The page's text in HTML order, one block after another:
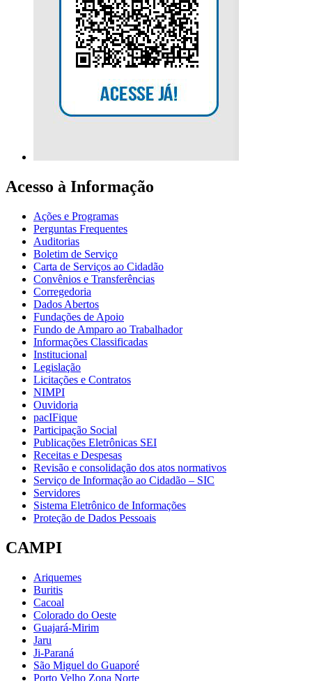
Acesso à Informação
Ações e Programas
Perguntas Frequentes
Auditorias
Boletim de Serviço
Carta de Serviços ao Cidadão
Convênios e Transferências
Corregedoria
Dados Abertos
Fundações de Apoio
Fundo de Amparo ao Trabalhador
Informações Classificadas
Institucional
Legislação
Licitações e Contratos
NIMPI
Ouvidoria
pacIFique
Participação Social
Publicações Eletrônicas SEI
Receitas e Despesas
Revisão e consolidação dos atos normativos
Serviço de Informação ao Cidadão – SIC
Servidores
Sistema Eletrônico de Informações
Proteção de Dados Pessoais
CAMPI
Ariquemes
Buritis
Cacoal
Colorado do Oeste
Guajará-Mirim
Jaru
Ji-Paraná
São Miguel do Guaporé
Porto Velho Zona Norte